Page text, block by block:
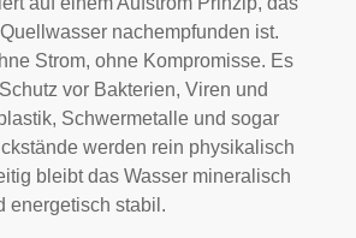
nachempfunden ist.
Strom, ohne Kompromisse. Es
vor Bakterien, Viren und
Schwermetalle und sogar
werden rein physikalisch
bleibt das Wasser mineralisch
energetisch stabil.